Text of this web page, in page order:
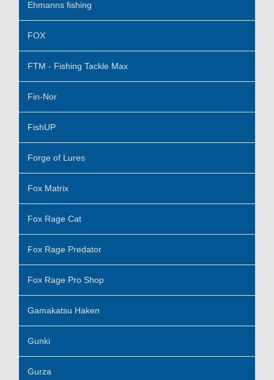
Ehmanns fishing
FOX
FTM - Fishing Tackle Max
Fin-Nor
FishUP
Forge of Lures
Fox Matrix
Fox Rage Cat
Fox Rage Predator
Fox Rage Pro Shop
Gamakatsu Haken
Gunki
Gurza